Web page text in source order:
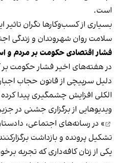
است.
بسیاری از کسب‌وکارها نگران
سلامت روان شهروندان و زندگی
فشار اقتصادی حکومت بر مردم و
در هفته‌های اخیر فشار حکومت
دلیل سرپیچی از قانون حجاب
الکلی افزایش چشمگیری پیدا
ویدیوهایی از برگزاری جشنی در
» در رسانه‌های اجتماعی،
تشکیل پرونده و بازداشت
یکی از زنان کافه‌داری که تجربه